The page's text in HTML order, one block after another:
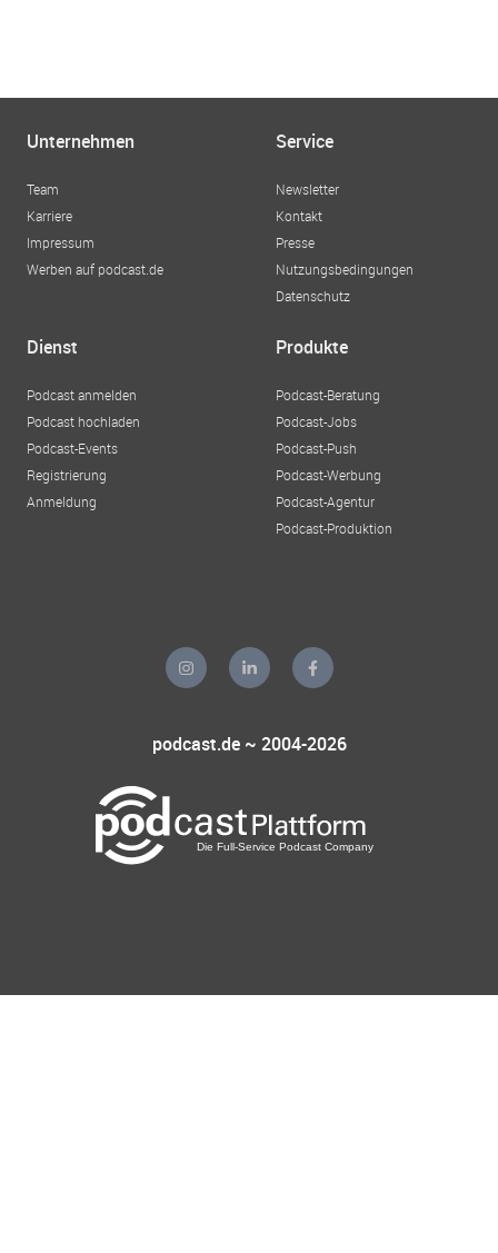
Unternehmen
Team
Karriere
Impressum
Werben auf podcast.de
Service
Newsletter
Kontakt
Presse
Nutzungsbedingungen
Datenschutz
Dienst
Podcast anmelden
Podcast hochladen
Podcast-Events
Registrierung
Anmeldung
Produkte
Podcast-Beratung
Podcast-Jobs
Podcast-Push
Podcast-Werbung
Podcast-Agentur
Podcast-Produktion
podcast.de ~ 2004-2026